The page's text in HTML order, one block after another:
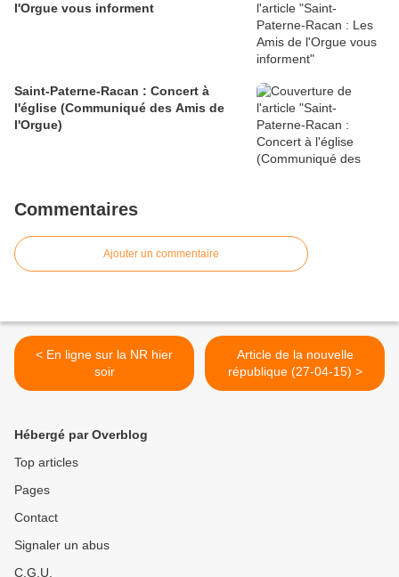
l'Orgue vous informent
Saint-Paterne-Racan : Concert à
l'église (Communiqué des Amis de
l'Orgue)
Commentaires
Ajouter un commentaire
< En ligne sur la NR hier
soir
Article de la nouvelle
république (27-04-15) >
Hébergé par Overblog
Top articles
Pages
Contact
Signaler un abus
C.G.U.